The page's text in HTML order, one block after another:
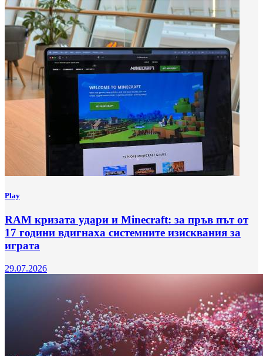
Play
RAM кризата удари и Minecraft: за пръв път от
17 години вдигнаха системните изисквания за
играта
29.07.2026